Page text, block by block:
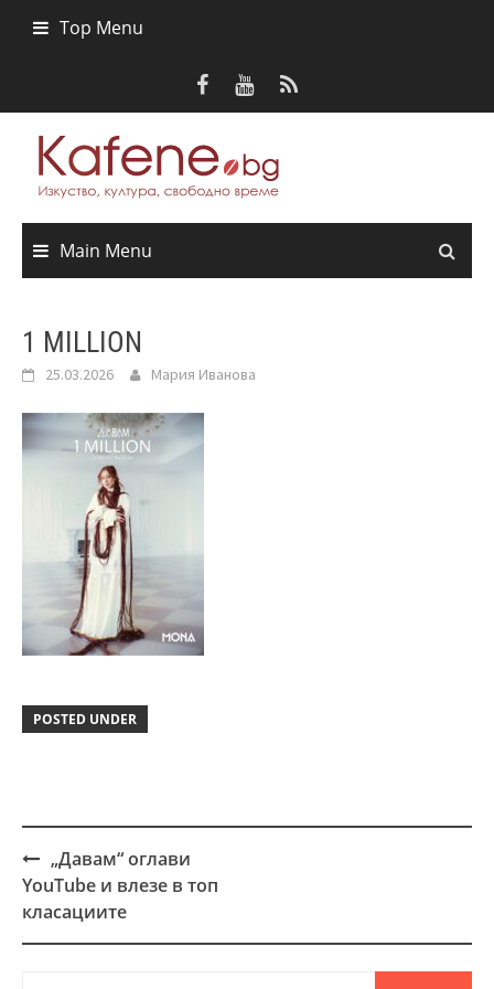
Top Menu
Main Menu
1 MILLION
25.03.2026 Мария Иванова
POSTED UNDER
Post
navigation
„Давам“ оглави
YouTube и влезе в топ
класациите